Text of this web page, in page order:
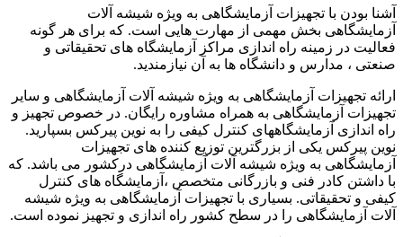
آشنا بودن با تجهیزات آزمایشگاهی به ویژه شیشه آلات
آزمایشگاهی بخش مهمی از مهارت هایی است. که برای هر گونه
فعالیت در زمینه راه اندازی مراکز آزمایشگاه های تحقیقاتی و
صنعتی ، مدارس و دانشگاه ها به آن نیازمندید.
ارائه تجهیزات آزمایشگاهی به ویژه شیشه آلات آزمایشگاهی و سایر
تجهیزات آزمایشگاهی به همراه مشاوره رایگان. در خصوص تجهیز و
راه اندازی آزمایشگاههای کنترل کیفی را به نوین پیرکس بسپارید.
نوین پیرکس یکی از بزرگترین توزیع کننده های تجهیزات
آزمایشگاهی به ویژه شیشه آلات آزمایشگاهی درکشور می باشد. که
با داشتن کادر فنی و بازرگانی متخصص ،آزمایشگاه های کنترل
کیفی و تحقیقاتی. بسیاری با تجهیزات آزمایشگاهی به ویژه شیشه
آلات آزمایشگاهی را در سطح کشور راه اندازی و تجهیز نموده است.